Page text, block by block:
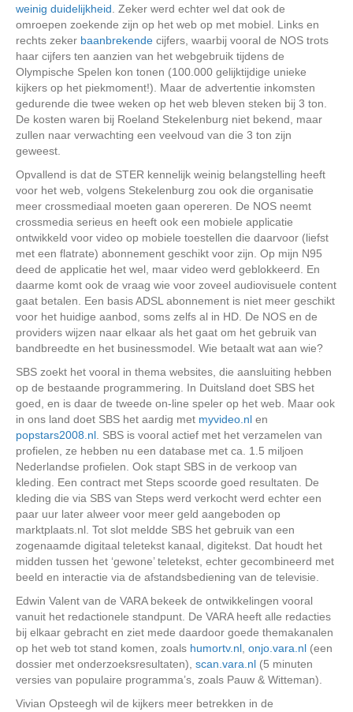
weinig duidelijkheid . Zeker werd echter wel dat ook de
omroepen zoekende zijn op het web op met mobiel. Links en
rechts zeker baanbrekende cijfers, waarbij vooral de NOS trots
haar cijfers ten aanzien van het webgebruik tijdens de
Olympische Spelen kon tonen (100.000 gelijktijdige unieke
kijkers op het piekmoment!). Maar de advertentie inkomsten
gedurende die twee weken op het web bleven steken bij 3 ton.
De kosten waren bij Roeland Stekelenburg niet bekend, maar
zullen naar verwachting een veelvoud van die 3 ton zijn
geweest.
Opvallend is dat de STER kennelijk weinig belangstelling heeft
voor het web, volgens Stekelenburg zou ook die organisatie
meer crossmediaal moeten gaan opereren. De NOS neemt
crossmedia serieus en heeft ook een mobiele applicatie
ontwikkeld voor video op mobiele toestellen die daarvoor (liefst
met een flatrate) abonnement geschikt voor zijn. Op mijn N95
deed de applicatie het wel, maar video werd geblokkeerd. En
daarme komt ook de vraag wie voor zoveel audiovisuele content
gaat betalen. Een basis ADSL abonnement is niet meer geschikt
voor het huidige aanbod, soms zelfs al in HD. De NOS en de
providers wijzen naar elkaar als het gaat om het gebruik van
bandbreedte en het businessmodel. Wie betaalt wat aan wie?
SBS zoekt het vooral in thema websites, die aansluiting hebben
op de bestaande programmering. In Duitsland doet SBS het
goed, en is daar de tweede on-line speler op het web. Maar ook
in ons land doet SBS het aardig met myvideo.nl en
popstars2008.nl . SBS is vooral actief met het verzamelen van
profielen, ze hebben nu een database met ca. 1.5 miljoen
Nederlandse profielen. Ook stapt SBS in de verkoop van
kleding. Een contract met Steps scoorde goed resultaten. De
kleding die via SBS van Steps werd verkocht werd echter een
paar uur later alweer voor meer geld aangeboden op
marktplaats.nl. Tot slot meldde SBS het gebruik van een
zogenaamde digitaal teletekst kanaal, digitekst. Dat houdt het
midden tussen het ‘gewone’ teletekst, echter gecombineerd met
beeld en interactie via de afstandsbediening van de televisie.
Edwin Valent van de VARA bekeek de ontwikkelingen vooral
vanuit het redactionele standpunt. De VARA heeft alle redacties
bij elkaar gebracht en ziet mede daardoor goede themakanalen
op het web tot stand komen, zoals humortv.nl onjo.vara.nl (een
dossier met onderzoeksresultaten), scan.vara.nl (5 minuten
versies van populaire programma’s, zoals Pauw & Witteman).
Vivian Opsteegh wil de kijkers meer betrekken in de